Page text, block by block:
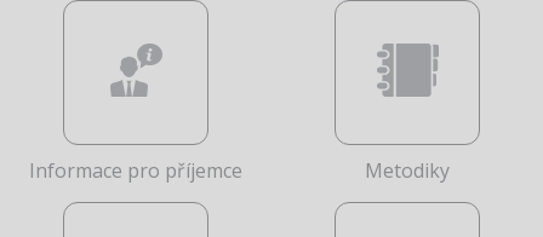
Informace pro příjemce Metodiky